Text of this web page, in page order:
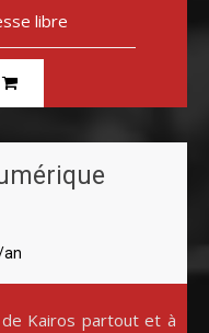
libre
Kairos partout et à